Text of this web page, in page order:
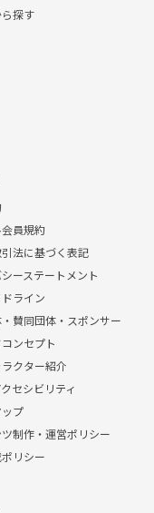
探す
員規約
法に基づく表記
ーステートメント
ライン
賛同団体・スポンサー
ンセプト
クター紹介
セシビリティ
プ
制作・運営ポリシー
リシー